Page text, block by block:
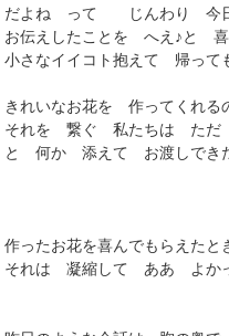
だよね って じんわり 今日
お伝えしたことを へえ♪と
小さなイイコト抱えて 帰って
きれいなお花を 作ってくれる
それを 繋ぐ 私たちは ただ
と 何か 添えて お渡しでき
作ったお花を喜んでもらえた
それは 凝縮して ああ よかっ